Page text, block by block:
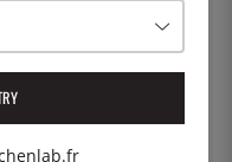
Cafetière de
précision Aiden - Fellow
457 €